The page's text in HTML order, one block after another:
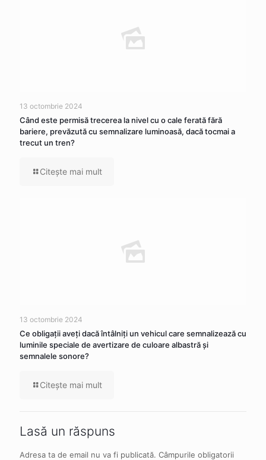
13 octombrie 2024
Când este permisă trecerea la nivel cu o cale ferată fără
bariere, prevăzută cu semnalizare luminoasă, dacă tocmai a
trecut un tren?
Citeşte mai mult
13 octombrie 2024
Ce obligaţii aveţi dacă întâlniţi un vehicul care semnalizează cu
luminile speciale de avertizare de culoare albastră şi
semnalele sonore?
Citeşte mai mult
Lasă un răspuns
Adresa ta de email nu va fi publicată. Câmpurile obligatorii